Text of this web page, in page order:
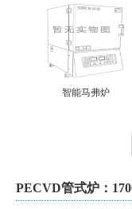
智能马弗炉
PECVD管式炉：